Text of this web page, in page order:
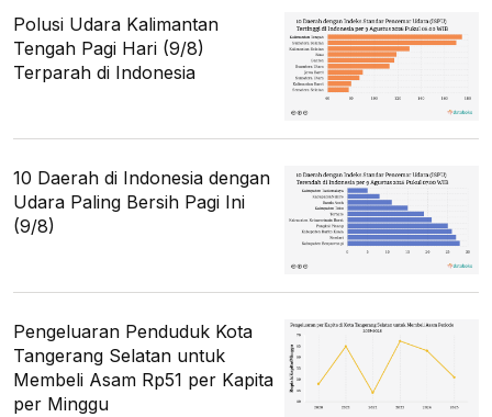
Polusi Udara Kalimantan
Tengah Pagi Hari (9/8)
Terparah di Indonesia
10 Daerah di Indonesia dengan
Udara Paling Bersih Pagi Ini
(9/8)
Pengeluaran Penduduk Kota
Tangerang Selatan untuk
Membeli Asam Rp51 per Kapita
per Minggu